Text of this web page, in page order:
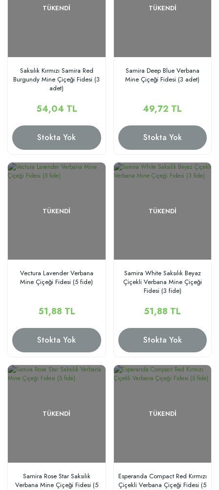
TÜKENDI
Saksılık Kırmızı Samira Red
Burgundy Mine Çiçeği Fidesi (3
adet)
54,04 TL
Stokta Yok
TÜKENDI
Samira Deep Blue Verbana
Mine Çiçeği Fidesi (3 adet)
49,72 TL
Stokta Yok
TÜKENDI
Vectura Lavender Verbana
Mine Çiçeği Fidesi (5 fide)
51,88 TL
Stokta Yok
TÜKENDI
Samira White Saksılık Beyaz
Çiçekli Verbana Mine Çiçeği
Fidesi (3 fide)
51,88 TL
Stokta Yok
TÜKENDI
Samira Rose Star Saksılık
Verbana Mine Çiçeği Fidesi (5
TÜKENDI
Esperanda Compact Red Kırmızı
Çiçekli Verbana Çiçeği Fidesi (5